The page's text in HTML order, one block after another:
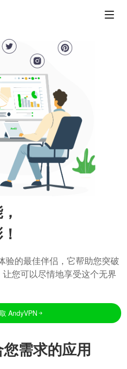
验的最佳伴侣，它帮助您突破
您可以尽情地享受这个无界
AndyVPN
需求的应用